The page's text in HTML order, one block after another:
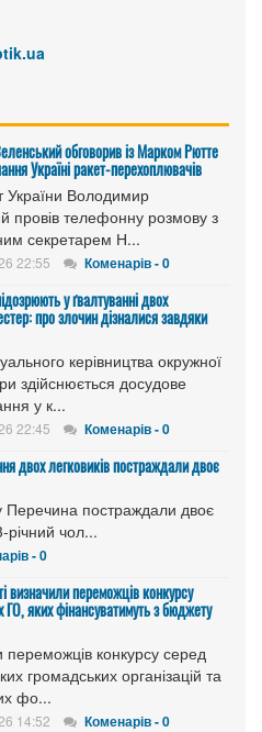
обговорив із Марком Рютте
Україні ракет-перехоплювачів
України Володимир
провів телефонну розмову з
секретарем Н...
22:55 Коменарів - 0
у ґвалтуванні двох
про злочин дізналися завдяки
керівництва окружної
здійснюється досудове
у к...
22:45 Коменарів - 0
двох легковиків постраждали двоє
постраждали двоє
річний чол...
- 0
визначили переможців конкурсу
ГО, яких фінансуватимуть з бюджету
переможців конкурсу серед
громадських організацій та
фо...
14:52 Коменарів - 0